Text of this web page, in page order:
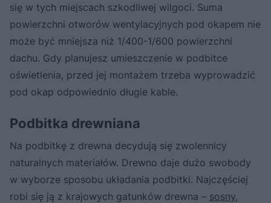
się w tych miejscach szkodliwej wilgoci. Suma
powierzchni otworów wentylacyjnych pod okapem nie
może być mniejsza niż 1/400-1/600 powierzchni
dachu. Gdy planujesz umieszczenie w podbitce
oświetlenia, przed jej montażem trzeba wyprowadzić
pod okap odpowiednio długie kable.
Podbitka drewniana
Na podbitkę z drewna decydują się zwolennicy
naturalnych materiałów. Drewno daje dużo swobody
w wyborze sposobu układania podbitki. Najczęściej
robi się ją z krajowych gatunków drewna – sosny,